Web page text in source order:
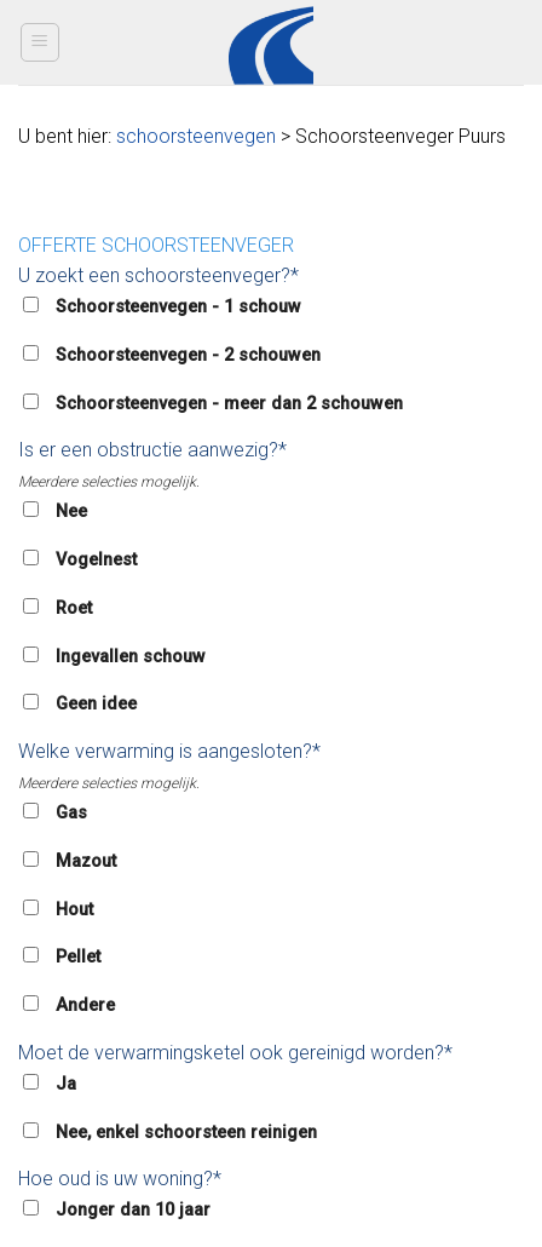
U bent hier: schoorsteenvegen > Schoorsteenveger Puurs
OFFERTE SCHOORSTEENVEGER
U zoekt een schoorsteenveger?*
Schoorsteenvegen - 1 schouw
Schoorsteenvegen - 2 schouwen
Schoorsteenvegen - meer dan 2 schouwen
Is er een obstructie aanwezig?*
Meerdere selecties mogelijk.
Nee
Vogelnest
Roet
Ingevallen schouw
Geen idee
Welke verwarming is aangesloten?*
Meerdere selecties mogelijk.
Gas
Mazout
Hout
Pellet
Andere
Moet de verwarmingsketel ook gereinigd worden?*
Ja
Nee, enkel schoorsteen reinigen
Hoe oud is uw woning?*
Jonger dan 10 jaar